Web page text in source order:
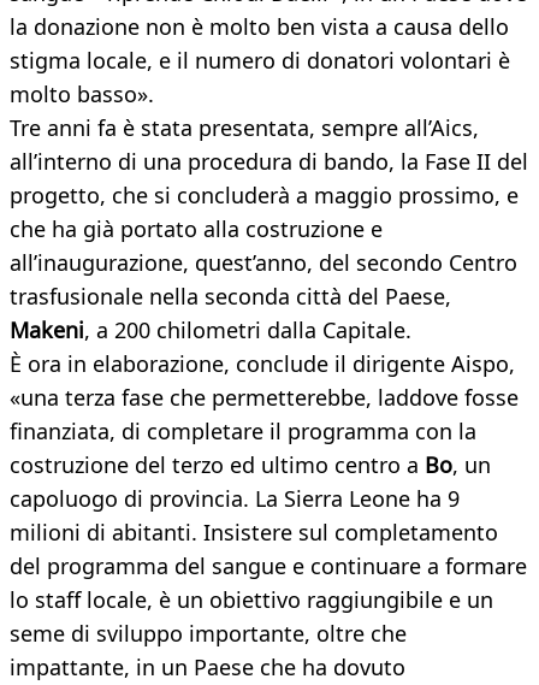
la donazione non è molto ben vista a causa dello
stigma locale, e il numero di donatori volontari è
molto basso».
Tre anni fa è stata presentata, sempre all’Aics,
all’interno di una procedura di bando, la Fase II del
progetto, che si concluderà a maggio prossimo, e
che ha già portato alla costruzione e
all’inaugurazione, quest’anno, del secondo Centro
trasfusionale nella seconda città del Paese,
Makeni, a 200 chilometri dalla Capitale.
È ora in elaborazione, conclude il dirigente Aispo,
«una terza fase che permetterebbe, laddove fosse
finanziata, di completare il programma con la
costruzione del terzo ed ultimo centro a Bo, un
capoluogo di provincia. La Sierra Leone ha 9
milioni di abitanti. Insistere sul completamento
del programma del sangue e continuare a formare
lo staff locale, è un obiettivo raggiungibile e un
seme di sviluppo importante, oltre che
impattante, in un Paese che ha dovuto